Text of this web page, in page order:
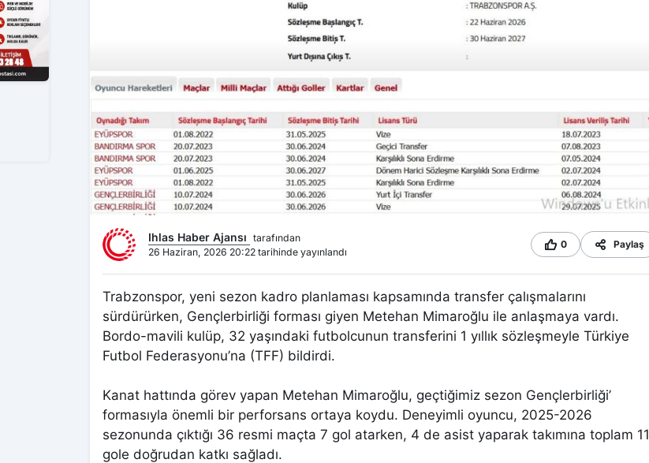
Ihlas Haber Ajansı tarafından
26 Haziran, 2026 20:22 tarihinde yayınlandı
0 Paylaş
Trabzonspor, yeni sezon kadro planlaması kapsamında transfer çalışmalarını
sürdürürken, Gençlerbirliği forması giyen Metehan Mimaroğlu ile anlaşmaya vardı.
Bordo-mavili kulüp, 32 yaşındaki futbolcunun transferini 1 yıllık sözleşmeyle Türkiye
Futbol Federasyonu’na (TFF) bildirdi.
Kanat hattında görev yapan Metehan Mimaroğlu, geçtiğimiz sezon Gençlerbirliği’
formasıyla önemli bir perforsans ortaya koydu. Deneyimli oyuncu, 2025-2026
sezonunda çıktığı 36 resmi maçta 7 gol atarken, 4 de asist yaparak takımına toplam 11
gole doğrudan katkı sağladı.